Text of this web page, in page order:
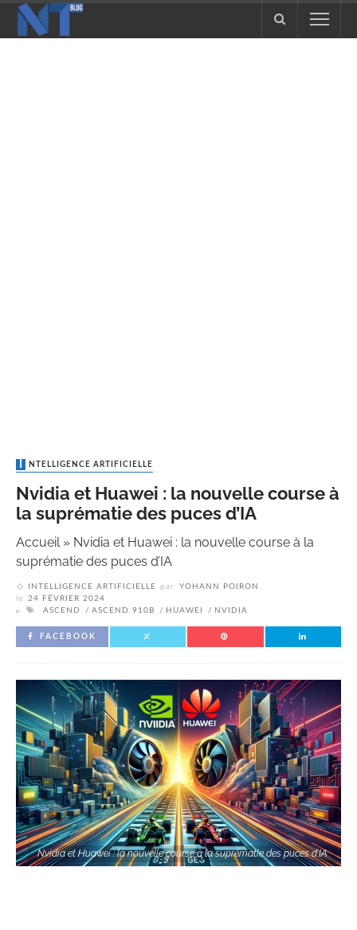
INTELLIGENCE ARTIFICIELLE
Nvidia et Huawei : la nouvelle course à
la suprématie des puces d’IA
Accueil» Nvidia et Huawei : la nouvelle course à la
suprématie des puces d’IA
INTELLIGENCE ARTIFICIELLE par
YOHANN POIRON
le
24 FÉVRIER 2024
ASCEND
ASCEND 910B HUAWEI NVIDIA
FACEBOOK
Nvidia et Huawei : la nouvelle course à la suprématie des puces d'IA